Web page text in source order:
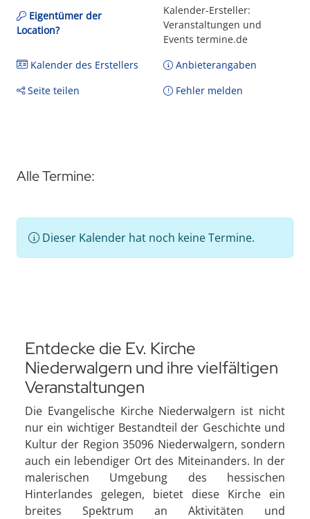
Eigentümer der
Location?
Kalender-Ersteller:
Veranstaltungen und
Events termine.de
Kalender des Erstellers
Anbieterangaben
Seite teilen
Fehler melden
Alle Termine:
Dieser Kalender hat noch keine Termine.
Entdecke die Ev. Kirche
Niederwalgern und ihre vielfältigen
Veranstaltungen
Die Evangelische Kirche Niederwalgern ist nicht
nur ein wichtiger Bestandteil der Geschichte und
Kultur der Region 35096 Niederwalgern, sondern
auch ein lebendiger Ort des Miteinanders. In der
malerischen Umgebung des hessischen
Hinterlandes gelegen, bietet diese Kirche ein
breites Spektrum an Aktivitäten und